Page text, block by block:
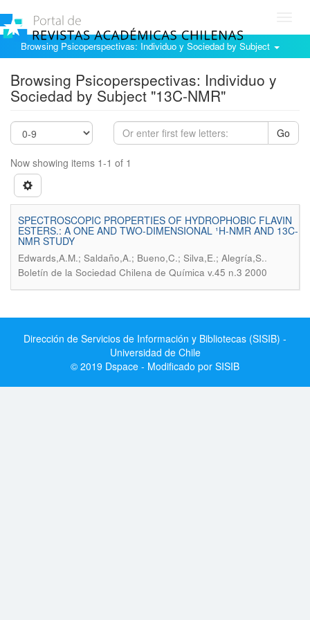
Browsing Psicoperspectivas: Individuo y Sociedad by Subject
Browsing Psicoperspectivas: Individuo y
Sociedad by Subject "13C-NMR"
Go
Now showing items 1-1 of 1
SPECTROSCOPIC PROPERTIES OF HYDROPHOBIC FLAVIN
ESTERS.: A ONE AND TWO-DIMENSIONAL ¹H-NMR AND 13C-
NMR STUDY
Edwards,A.M.; Saldaño,A.; Bueno,C.; Silva,E.; Alegría,S..
Boletín de la Sociedad Chilena de Química v.45 n.3 2000
Dirección de Servicios de Información y Bibliotecas (SISIB) -
Universidad de Chile
© 2019 Dspace - Modificado por SISIB